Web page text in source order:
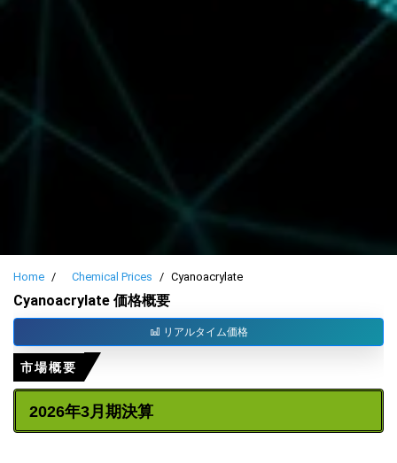
Home Chemical Prices Cyanoacrylate
Cyanoacrylate 価格概要
リアルタイム価格
市場概要
2026年3月期決算